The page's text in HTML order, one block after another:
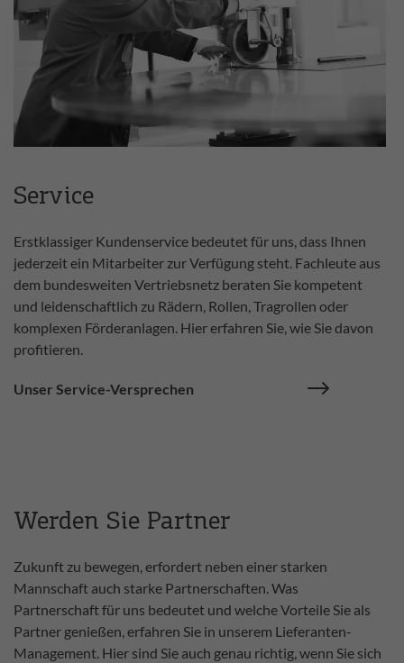
Service
Erstklassiger Kundenservice bedeutet für uns, dass Ihnen
jederzeit ein Mitarbeiter zur Verfügung steht. Fachleute aus
dem bundesweiten Vertriebsnetz beraten Sie kompetent
und leidenschaftlich zu Rädern, Rollen, Tragrollen oder
komplexen Förderanlagen. Hier erfahren Sie, wie Sie davon
profitieren.
Unser Service-Versprechen
Werden Sie Partner
Zukunft zu bewegen, erfordert neben einer starken
Mannschaft auch starke Partnerschaften. Was
Partnerschaft für uns bedeutet und welche Vorteile Sie als
Partner genießen, erfahren Sie in unserem Lieferanten-
Management. Hier sind Sie auch genau richtig, wenn Sie sich